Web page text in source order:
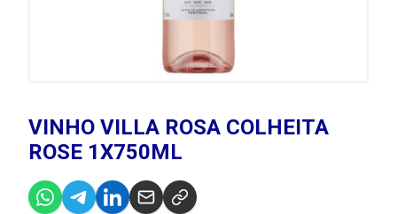
VINHO VILLA ROSA COLHEITA
ROSE 1X750ML